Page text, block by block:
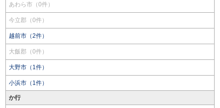
あわら市（0件）
今立郡（0件）
越前市（2件）
大飯郡（0件）
大野市（1件）
小浜市（1件）
か行